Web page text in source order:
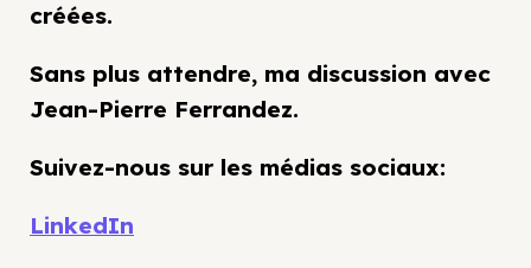
créées.
Sans plus attendre, ma discussion avec
Jean-Pierre Ferrandez.
Suivez-nous sur les médias sociaux:
LinkedIn